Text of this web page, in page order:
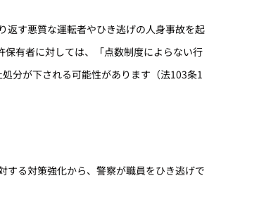
す悪質な運転者やひき逃げの人身事故を起
保有者に対しては、「点数制度によらない行
分が下される可能性があります（法103条1
る対策強化から、警察が職員をひき逃げで